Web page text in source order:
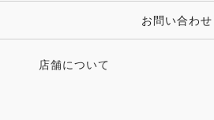
お問い合わせ
店舗について